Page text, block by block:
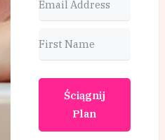
Ściągnij
Plan